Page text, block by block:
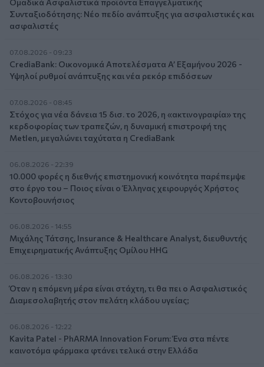
Ομαδικά Ασφαλιστικά προϊόντα Επαγγελματικής
Συνταξιοδότησης: Νέο πεδίο ανάπτυξης για ασφαλιστικές και
ασφαλιστές
07.08.2026 - 09:23
CrediaBank: Οικονομικά Αποτελέσματα A’ Εξαμήνου 2026 -
Υψηλοί ρυθμοί ανάπτυξης και νέα ρεκόρ επιδόσεων
07.08.2026 - 08:45
Στόχος για νέα δάνεια 15 δισ. το 2026, η «ακτινογραφία» της
κερδοφορίας των τραπεζών, η δυναμική επιστροφή της
Metlen, μεγαλώνει ταχύτατα η CrediaBank
06.08.2026 - 22:39
10.000 φορές η διεθνής επιστημονική κοινότητα παρέπεμψε
στο έργο του – Ποιος είναι ο Έλληνας χειρουργός Χρήστος
Κοντοβουνήσιος
06.08.2026 - 14:55
Μιχάλης Τάτσης, Insurance & Healthcare Analyst, διευθυντής
Επιχειρηματικής Ανάπτυξης Ομίλου HHG
06.08.2026 - 13:30
Όταν η επόμενη μέρα είναι στάχτη, τι θα πει ο Ασφαλιστικός
Διαμεσολαβητής στον πελάτη κλάδου υγείας;
06.08.2026 - 12:22
Kavita Patel - PhARMA Innovation Forum: Ένα στα πέντε
καινοτόμα φάρμακα φτάνει τελικά στην Ελλάδα